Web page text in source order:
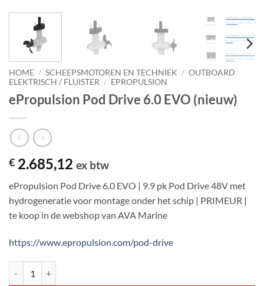
HOME / SCHEEPSMOTOREN EN TECHNIEK / OUTBOARD
ELEKTRISCH / FLUISTER / EPROPULSION
ePropulsion Pod Drive 6.0 EVO (nieuw)
€ 2.685,12 ex btw
ePropulsion Pod Drive 6.0 EVO | 9.9 pk Pod Drive 48V met
hydrogeneratie voor montage onder het schip | PRIMEUR |
te koop in de webshop van AVA Marine
https://www.epropulsion.com/pod-drive